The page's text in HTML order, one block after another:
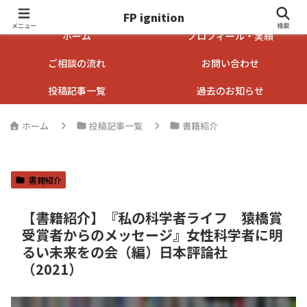
FP ignition
ホーム
プロフィール・実績
ご相談の流れ
お問い合わせ
投稿記事一覧
過去のお知らせ
ホーム 投稿記事一覧 書籍紹介
書籍紹介
【書籍紹介】『私の科学者ライフ 猿橋賞
受賞者からのメッセージ』女性科学者に明
るい未来をの会（編）日本評論社
（2021）
メニュー
FP ignition
検索